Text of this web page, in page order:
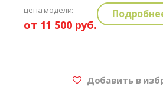
цена модели:
от 11 500 руб.
Добавить в